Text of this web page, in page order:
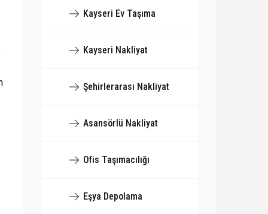
Kayseri Ev Taşıma
Kayseri Nakliyat
Şehirlerarası Nakliyat
Asansörlü Nakliyat
Ofis Taşımacılığı
Eşya Depolama